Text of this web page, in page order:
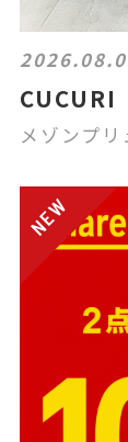
メゾンプ